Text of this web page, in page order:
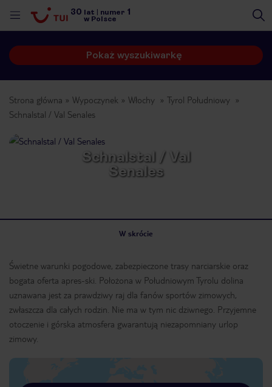
30 lat numer 1
w Polsce
Pokaż wyszukiwarkę
Strona główna Wypoczynek Włochy
Tyrol Południowy
Schnalstal / Val Senales
Schnalstal / Val
Senales
W skrócie
Świetne warunki pogodowe, zabezpieczone trasy narciarskie oraz
bogata oferta apres-ski. Położona w Południowym Tyrolu dolina
uznawana jest za prawdziwy raj dla fanów sportów zimowych,
zwłaszcza dla całych rodzin. Nie ma w tym nic dziwnego. Przyjemne
otoczenie i górska atmosfera gwarantują niezapomniany urlop
zimowy.